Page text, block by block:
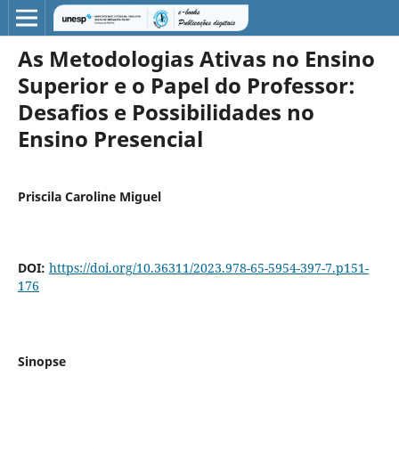
As Metodologias Ativas no Ensino
Superior e o Papel do Professor:
Desafios e Possibilidades no
Ensino Presencial
Priscila Caroline Miguel
DOI: https://doi.org/10.36311/2023.978-65-5954-397-7.p151-
176
Sinopse